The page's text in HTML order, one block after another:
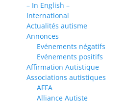
– In English –
International
Actualités autisme
Annonces
Evénements négatifs
Evénements positifs
Affirmation Autistique
Associations autistiques
AFFA
Alliance Autiste